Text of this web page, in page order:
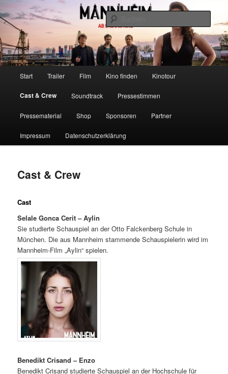
Zum
primären
Inhalt
springenMannheim – Der Film
Ab 5. Mai im Kino
Start Trailer Film Kino finden Kinotour
Cast & Crew Soundtrack Pressestimmen
Pressematerial Shop Sponsoren Partner
Impressum Datenschutzerklärung
Cast & Crew
Cast
Selale Gonca Cerit – Aylin
Sie studierte Schauspiel an der Otto Falckenberg Schule in
München. Die aus Mannheim stammende Schauspielerin wird im
Mannheim-Film „Aylin“ spielen.
Benedikt Crisand – Enzo
Benedikt Crisand studierte Schauspiel an der Hochschule für